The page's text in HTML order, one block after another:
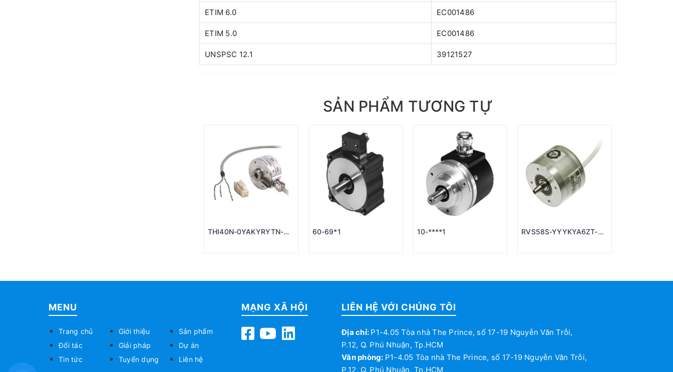
ETIM 6.0 EC001486
ETIM 5.0 EC001486
UNSPSC 12.1 39121527
SẢN PHẨM TƯƠNG TỰ
THI40N-0YAKYRYTN-
60-69*1 10-****1
RVS58S-YYYKYA6ZT-
MENU
Trang chủ Giới thiệu
Sản phẩm
Đối tác
Giải pháp
Dự án
Tin tức
Tuyển dụng Liên hệ
MẠNG XÃ HỘI LIÊN HỆ VỚI CHÚNG TÔI
Địa chỉ: P1-4.05 Tòa nhà The Prince, số 17-19 Nguyễn Văn Trỗi,
P.12, Q. Phú Nhuận, Tp.HCM
Văn phòng: P1-4.05 Tòa nhà The Prince, số 17-19 Nguyễn Văn Trỗi,
P.12, Q. Phú Nhuận, Tp.HCM